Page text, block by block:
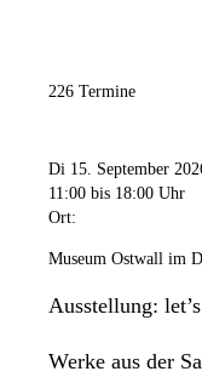
226 Termine
Di 15. September
11:00 bis 18:00 Uhr
Ort:
Museum Ostwall im
Ausstellung:
Werke aus der